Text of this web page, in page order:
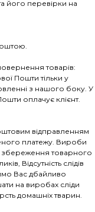
його перевірки на
товарів:
Пошти тільки у
з нашого боку. У
оплачує клієнт.
відправленням
платежу. Вироби
товарного
Відсутність слідів
Вас дбайливо
на виробах сліди
домашніх тварин.